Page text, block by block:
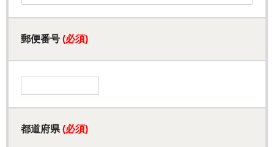
郵便番号 (必須)
都道府県 (必須)